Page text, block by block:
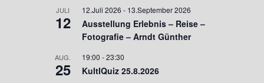
JULI
12
12.Juli 2026 - 13.September 2026
Ausstellung Erlebnis – Reise –
Fotografie – Arndt Günther
AUG.
25
19:00 -23:30
KultIQuiz 25.8.2026